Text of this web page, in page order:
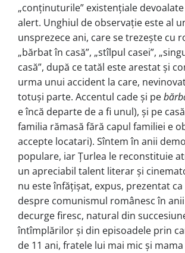
„conţinuturile” existenţiale
alert. Unghiul de observaţie este al
unsprezece ani, care se trezeşte cu
„bărbat în casă”, „stîlpul casei”,
casă”, după ce tatăl este arestat şi
urma unui accident la care,
totuşi parte. Accentul cade şi pe
e încă departe de a fi unul), şi pe
familia rămasă fără capul familiei e
accepte locatari). Sîntem în anii
populare, iar Ţurlea le reconstituie
un apreciabil talent literar şi
nu este înfăţişat, expus, prezentat
despre comunismul românesc în
decurge firesc, natural din
întîmplărilor şi din episoadele prin
de 11 ani, fratele lui mai mic şi